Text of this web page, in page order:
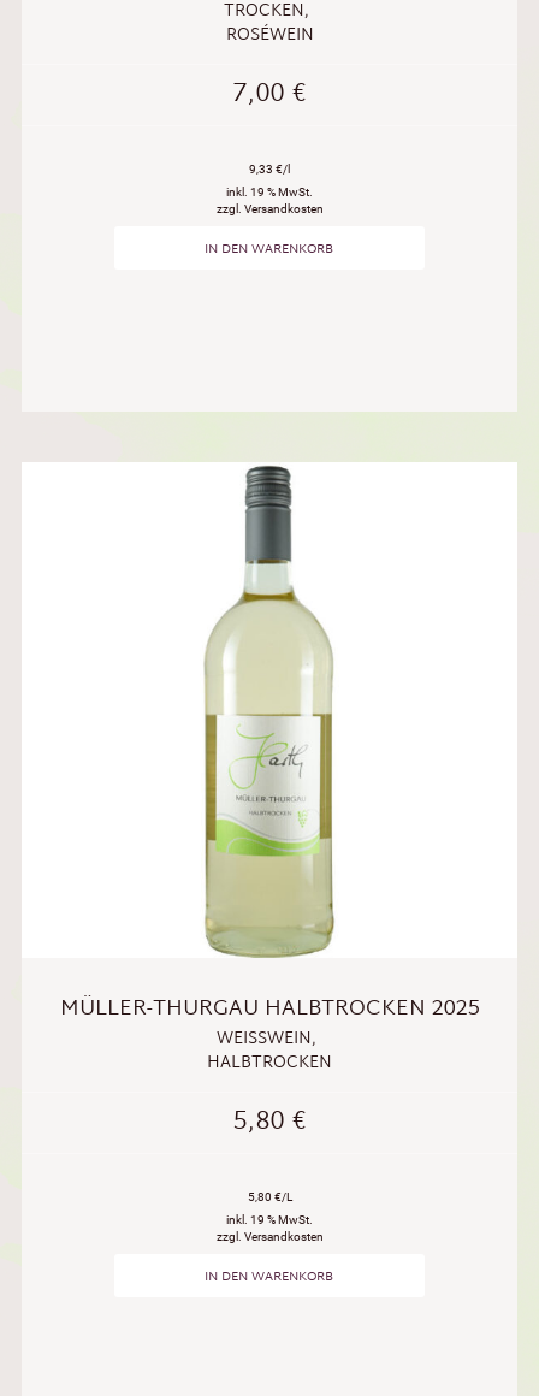
TROCKEN,
ROSÉWEIN
7,00€
9,33 €/l
inkl. 19 % MwSt.
zzgl. Versandkosten
IN DEN WARENKORB
MÜLLER-THURGAU HALBTROCKEN 2025
WEISSWEIN ,
HALBTROCKEN
5,80€
5,80 €/L
inkl. 19 % MwSt.
zzgl. Versandkosten
IN DEN WARENKORB